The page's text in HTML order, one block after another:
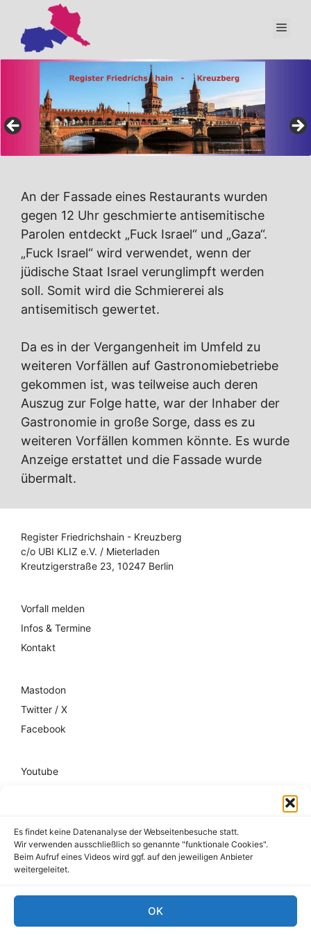
Es findet keine Datenanalyse der Webseitenbesuche statt.
Wir verwenden ausschließlich so genannte "funktionale Cookies".
Beim Aufruf eines Videos wird ggf. auf den jeweiligen Anbieter
weitergeleitet.
OK
Inhalt
springen
An der Fassade eines Restaurants wurden
gegen 12 Uhr geschmierte antisemitische
Parolen entdeckt „Fuck Israel“ und „Gaza“.
„Fuck Israel“ wird verwendet, wenn der
jüdische Staat Israel verunglimpft werden
soll. Somit wird die Schmiererei als
antisemitisch gewertet.
Da es in der Vergangenheit im Umfeld zu
weiteren Vorfällen auf Gastronomiebetriebe
gekommen ist, was teilweise auch deren
Auszug zur Folge hatte, war der Inhaber der
Gastronomie in große Sorge, dass es zu
weiteren Vorfällen kommen könnte. Es wurde
Anzeige erstattet und die Fassade wurde
übermalt.
Register Friedrichshain - Kreuzberg
c/o UBI KLIZ e.V. / Mieterladen
Kreutzigerstraße 23, 10247 Berlin
Vorfall melden
Infos & Termine
Kontakt
Mastodon
Twitter / X
Facebook
Youtube
Impressum
Datenschutz